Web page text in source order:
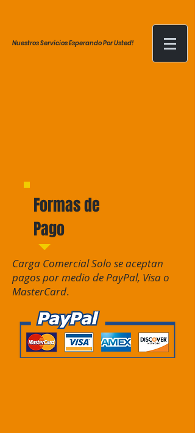
Nuestros Servicios Esperando Por Usted!
Formas de
Pago
Carga Comercial Solo se aceptan
pagos por medio de PayPal, Visa o
MasterCard.